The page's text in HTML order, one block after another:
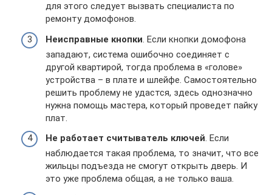
для этого следует вызвать специалиста по
ремонту домофонов.
Неисправные кнопки. Если кнопки домофона
западают, система ошибочно соединяет с
другой квартирой, тогда проблема в «голове»
устройства – в плате и шлейфе. Самостоятельно
решить проблему не удастся, здесь однозначно
нужна помощь мастера, который проведет пайку
плат.
Не работает считыватель ключей. Если
наблюдается такая проблема, то значит, что все
жильцы подъезда не смогут открыть дверь. И
это уже проблема общая, а не только ваша.